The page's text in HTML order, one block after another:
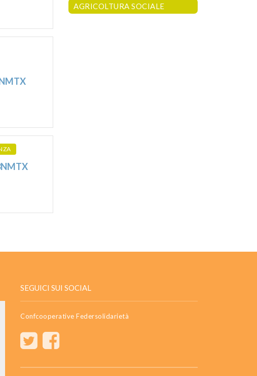
AGRICOLTURA SOCIALE
SEGUICI SUI SOCIAL
Confcooperative Federsolidarietà